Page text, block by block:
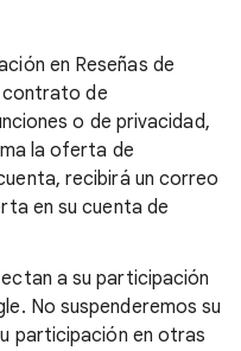
en Reseñas de
contrato de
o de privacidad,
la oferta de
recibirá un correo
en su cuenta de
a su participación
No suspenderemos su
participación en otras